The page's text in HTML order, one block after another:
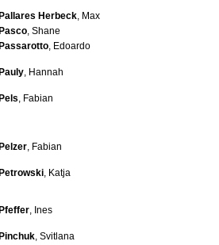
Pallares Herbeck, Max
Pasco, Shane
Passarotto, Edoardo
Pauly, Hannah
Pels, Fabian
Pelzer, Fabian
Petrowski, Katja
Pfeffer, Ines
Pinchuk, Svitlana